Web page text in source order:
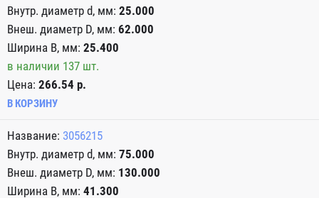
25.000
62.000
25.400
в наличии 137 шт.
Цена: 266.54 р.
В КОРЗИНУ
3056215
75.000
130.000
41.300